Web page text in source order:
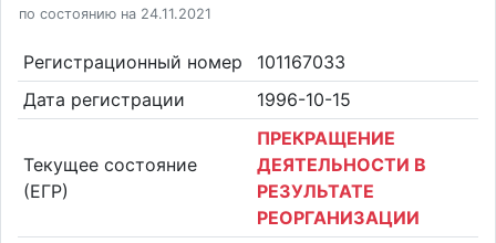
по состоянию на 24.11.2021
Регистрационный номер
101167033
Дата регистрации
1996-10-15
Текущее состояние
(ЕГР)
ПРЕКРАЩЕНИЕ
ДЕЯТЕЛЬНОСТИ В
РЕЗУЛЬТАТЕ
РЕОРГАНИЗАЦИИ